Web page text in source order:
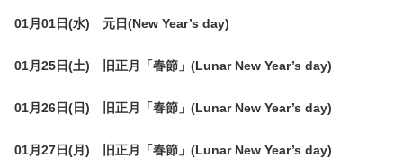
01月01日(水) 元日(New Year’s day)
01月25日(土) 旧正月「春節」(Lunar New Year’s day)
01月26日(日) 旧正月「春節」(Lunar New Year’s day)
01月27日(月) 旧正月「春節」(Lunar New Year’s day)